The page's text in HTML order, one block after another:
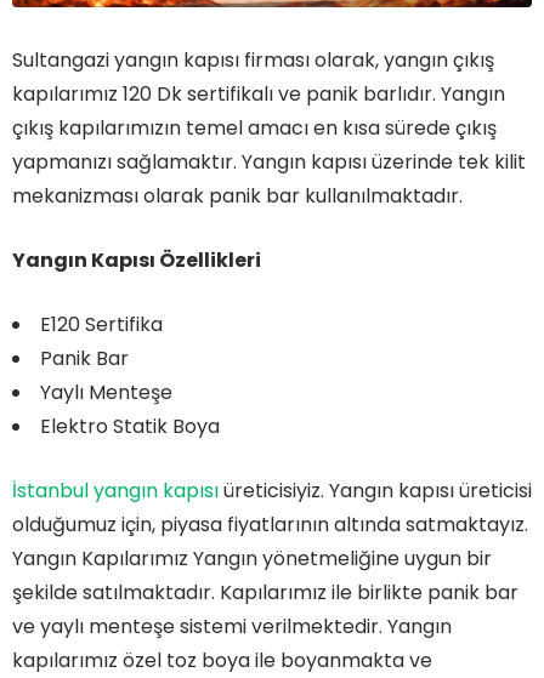
Sultangazi yangın kapısı firması olarak, yangın çıkış
kapılarımız 120 Dk sertifikalı ve panik barlıdır. Yangın
çıkış kapılarımızın temel amacı en kısa sürede çıkış
yapmanızı sağlamaktır. Yangın kapısı üzerinde tek kilit
mekanizması olarak panik bar kullanılmaktadır.
Yangın Kapısı Özellikleri
E120 Sertifika
Panik Bar
Yaylı Menteşe
Elektro Statik Boya
İstanbul yangın kapısıüreticisiyiz. Yangın kapısı üreticisi
olduğumuz için, piyasa fiyatlarının altında satmaktayız.
Yangın Kapılarımız Yangın yönetmeliğine uygun bir
şekilde satılmaktadır. Kapılarımız ile birlikte panik bar
ve yaylı menteşe sistemi verilmektedir. Yangın
kapılarımız özel toz boya ile boyanmakta ve